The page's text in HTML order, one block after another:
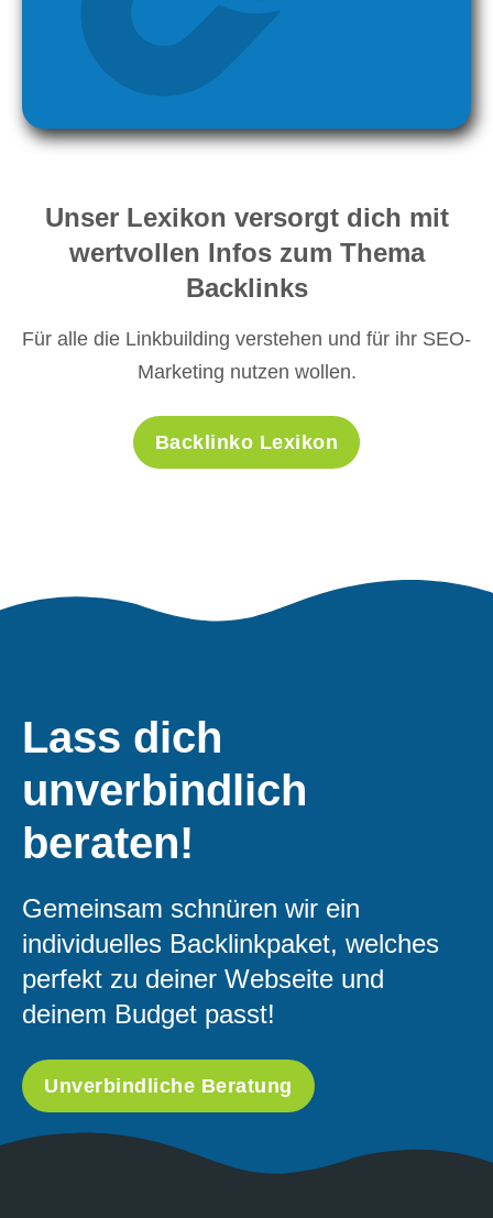
Unser Lexikon versorgt dich mit
wertvollen Infos zum Thema
Backlinks
Für alle die Linkbuilding verstehen und für ihr SEO-
Marketing nutzen wollen.
Backlinko Lexikon
Lass dich
unverbindlich
beraten!
Gemeinsam schnüren wir ein
individuelles Backlinkpaket, welches
perfekt zu deiner Webseite und
deinem Budget passt!
Unverbindliche Beratung